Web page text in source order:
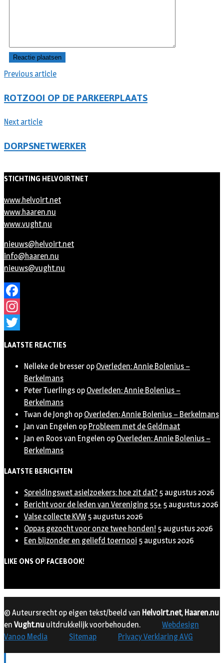
Previous article
ROTZOOI OP DE PARKEERPLAATS
Next article
DORPSNETWERKER
STICHTING HELVOIRTNET
www.helvoirt.net
www.haaren.nu
www.vught.nu
nieuws@helvoirt.net
info@haaren.nu
nieuws@vught.nu
Facebook
Instagram
LAATSTE REACTIES
Nelleke de bresser op Overleden: Annie Bolenius –
Berkelmans
Peter Tuerlings op Overleden: Annie Bolenius –
Berkelmans
Twan de Jongh op Overleden: Annie Bolenius – Berkelmans
Jan van Engelen op Probleem met de Geldmaat
Jan en Roos van Engelen op Overleden: Annie Bolenius –
Berkelmans
LAATSTE BERICHTEN
Spreidingswet asielzoekers: hoe zit dat? 5 augustus 2026
Bericht voor de leden van Vereniging 55+ 5 augustus 2026
Valse collecte KVW 5 augustus 2026
Oppas gezocht voor onze twee honden! 5 augustus 2026
Een bijzonder en geliefd toernooi 5 augustus 2026
LIKE ONS OP FACEBOOK!
© Auteursrecht op eigen tekst/beeld van Helvoirt.net, Haaren.nu
en Vught.nu uitdrukkelijk voorbehouden.
Webdesign
Vanoo Media
Sitemap Privacy Verklaring AVG